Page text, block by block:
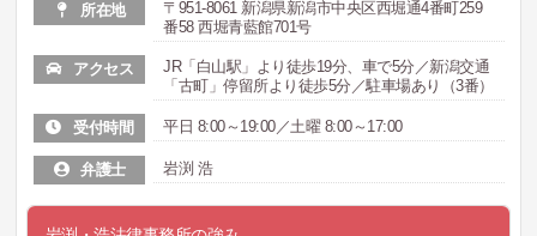
所在地
〒951-8061 新潟県新潟市中央区西堀通4番町259
番58 西堀青藍館701号
アクセス
JR「白山駅」より徒歩19分、車で5分／新潟交通
「古町」停留所より徒歩5分／駐車場あり（3番）
受付時間 平日 8:00～19:00／土曜 8:00～17:00
弁護士 岩渕 浩